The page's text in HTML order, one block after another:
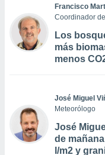
Francisco
Coordinador
Los
más
menos
José Miguel
Meteorólogo
José
de
l/m2 y